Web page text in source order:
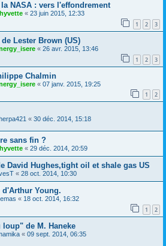
NASA : vers l'effondrement
« 23 juin 2015, 12:33
1 2 3
Lester Brown (US)
« 26 avr. 2015, 13:46
1 2 3
Chalmin
« 07 janv. 2015, 19:25
1 2
« 30 déc. 2014, 15:18
sans fin ?
« 29 déc. 2014, 20:59
David Hughes,tight oil et shale gas US
« 28 oct. 2014, 10:30
d'Arthur Young.
« 18 oct. 2014, 16:32
1 2
de M. Haneke
« 09 sept. 2014, 06:35